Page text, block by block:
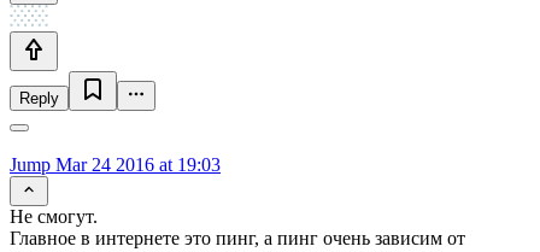
Reply
Jump Mar 24 2016 at 19:03
Не смогут.
Главное в интернете это пинг, а пинг очень зависим от